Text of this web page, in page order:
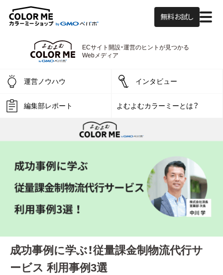
無料お試し
よむよむカラーミー
ECサイト開設・運営のヒントが見つかる
Webメディア
運営ノウハウ インタビュー
編集部レポート よむよむカラーミーとは？
成功事例に学ぶ！従量課金制物流代行サ
ービス 利用事例3選